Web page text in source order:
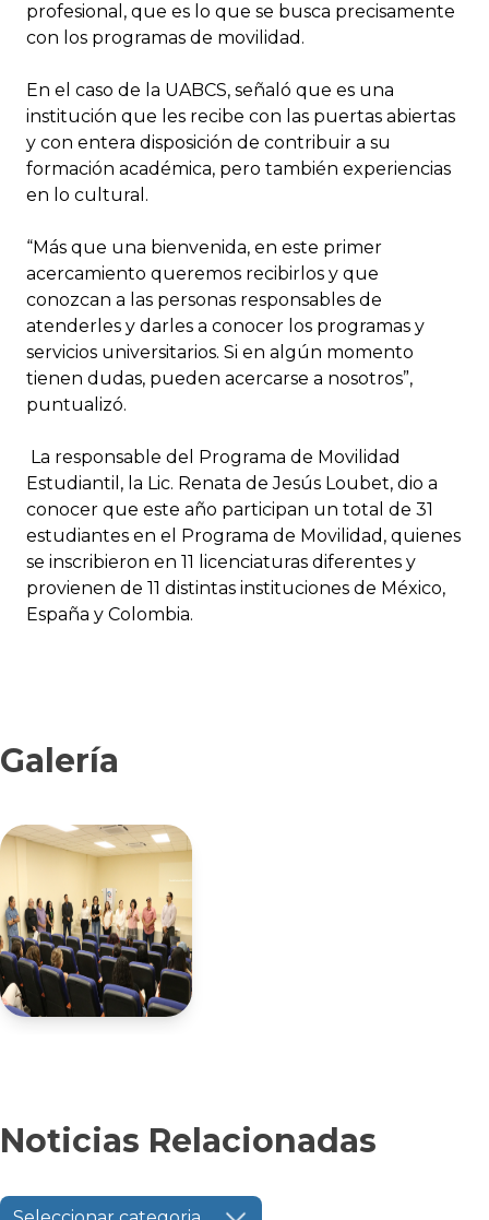
profesional, que es lo que se busca precisamente
con los programas de movilidad.
En el caso de la UABCS, señaló que es una
institución que les recibe con las puertas abiertas
y con entera disposición de contribuir a su
formación académica, pero también experiencias
en lo cultural.
“Más que una bienvenida, en este primer
acercamiento queremos recibirlos y que
conozcan a las personas responsables de
atenderles y darles a conocer los programas y
servicios universitarios. Si en algún momento
tienen dudas, pueden acercarse a nosotros”,
puntualizó.
La responsable del Programa de Movilidad
Estudiantil, la Lic. Renata de Jesús Loubet, dio a
conocer que este año participan un total de 31
estudiantes en el Programa de Movilidad, quienes
se inscribieron en 11 licenciaturas diferentes y
provienen de 11 distintas instituciones de México,
España y Colombia.
Galería
Noticias Relacionadas